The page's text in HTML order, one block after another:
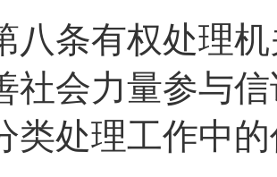
有权处理机
社会力量参与
类处理工作中